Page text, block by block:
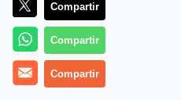
Pamela Anderson
de futbolAdil Rami
Compartir
Compartir
Compartir